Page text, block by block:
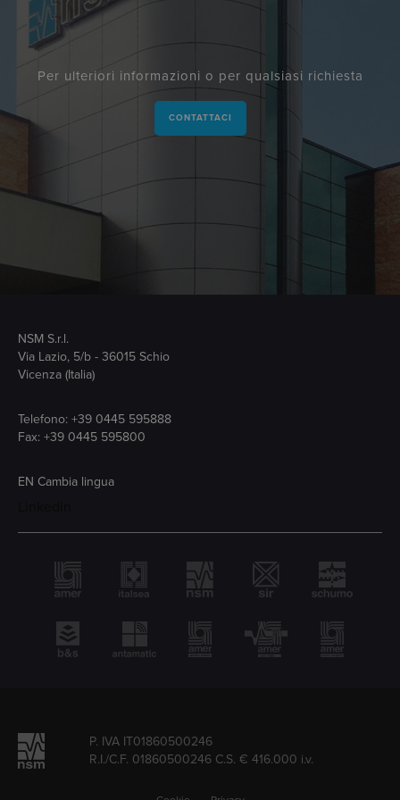
Per ulteriori informazioni o per qualsiasi richiesta
CONTATTACI
NSM S.r.l.
Via Lazio, 5/b - 36015 Schio
Vicenza (Italia)
Telefono: +39 0445 595888
Fax: +39 0445 595800
EN Cambia lingua
P. IVA IT01860500246
R.I./C.F. 01860500246 C.S. € 416.000 i.v.